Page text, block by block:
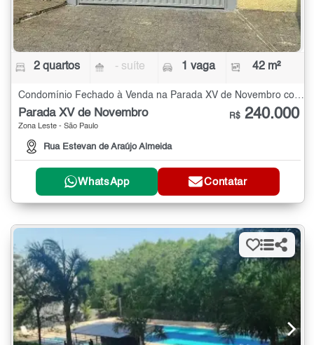
2 quartos - suíte 1 vaga 42 m²
Condomínio Fechado à Venda na Parada XV de Novembro com 2 quartos - 42 m²
Parada XV de Novembro
Zona Leste - São Paulo
Rua Estevan de Araújo Almeida
R$ 240.000
WhatsApp Contatar